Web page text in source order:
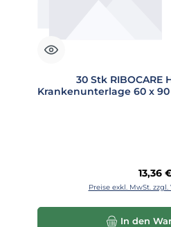
30 Stk RIBOCARE
Krankenunterlage 60 x 90
13,36
Preise exkl. MwSt.
In den